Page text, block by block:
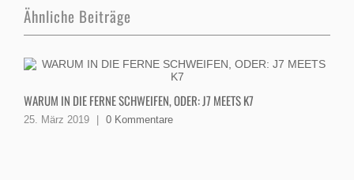
Ähnliche Beiträge
WARUM IN DIE FERNE SCHWEIFEN, ODER: J7 MEETS K7
25. März 2019 0 Kommentare